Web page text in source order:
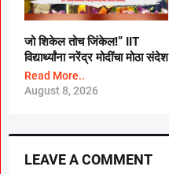
जो शिकेल तोच जिंकेल!” IIT
विद्यार्थ्यांना नरेंद्र मोदींचा मोठा संदेश
Read More..
August 8, 2026
LEAVE A COMMENT